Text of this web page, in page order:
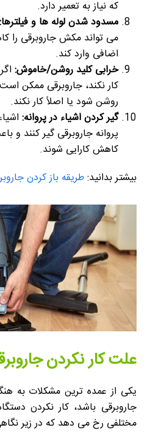
که نیاز به تعمیر دارد.
مسدود شدن لوله ها و فیلترها:
می تواند مکش جاروبرقی را
اضافی وارد کند.
خرابی کلید روشن/خاموش:
کار نکند، جاروبرقی ممکن
روشن شود یا اصلاً کار نکند.
گیر کردن اشیاء در پروانه:
پروانه جاروبرقی گیر کنند و
کاهش کارایی شوند.
بیشتر بدانید:طریقه باز کردن
علت کار نکردن
یکی از عمده ترین مشکلات به
جاروبرقی باشد، کار نکردن
مختلفی رخ می دهد که در زیر